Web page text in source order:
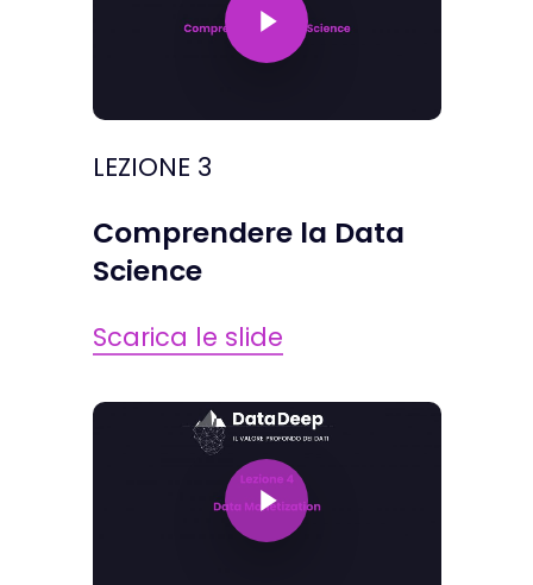
LEZIONE 3
Comprendere la Data
Science
Scarica le slide
Play Video